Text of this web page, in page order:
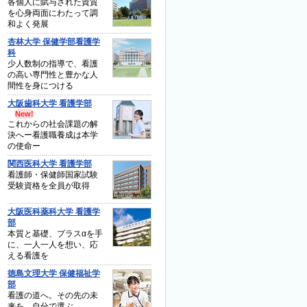
各個人に賦与された資質
を心身両面にわたって調
和よく発展
杏林大学 保健学部看護学
科
少人数制の指導で、看護
の高い専門性と豊かな人
間性を身につける
大阪歯科大学 看護学部
これからの社会課題の解
決へー看護職養成は本学
の使命ー
関西医科大学 看護学部
看護師・保健師国家試験
受験資格を全員が取得
大阪医科薬科大学 看護学
部
本質と基礎、プラスαを手
に、一人一人を想い、応
える看護を
徳島文理大学 保健福祉学
部
看護の道へ。その先の未